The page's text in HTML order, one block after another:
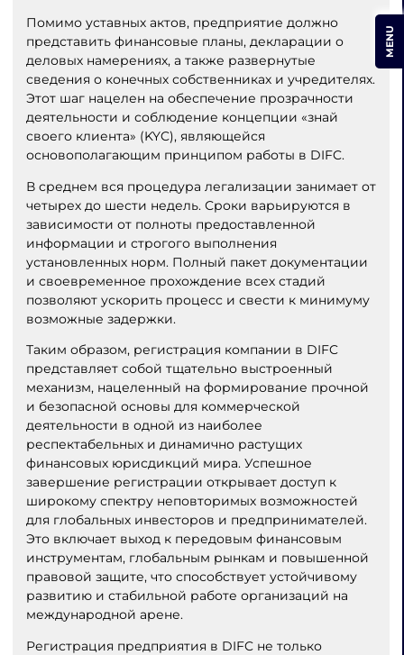
Помимо уставных актов, предприятие должно
представить финансовые планы, декларации о
деловых намерениях, а также развернутые
сведения о конечных собственниках и учредителях.
Этот шаг нацелен на обеспечение прозрачности
деятельности и соблюдение концепции «знай
своего клиента» (KYC), являющейся
основополагающим принципом работы в DIFC.
В среднем вся процедура легализации занимает от
четырех до шести недель. Сроки варьируются в
зависимости от полноты предоставленной
информации и строгого выполнения
установленных норм. Полный пакет документации
и своевременное прохождение всех стадий
позволяют ускорить процесс и свести к минимуму
возможные задержки.
Таким образом, регистрация компании в DIFC
представляет собой тщательно выстроенный
механизм, нацеленный на формирование прочной
и безопасной основы для коммерческой
деятельности в одной из наиболее
респектабельных и динамично растущих
финансовых юрисдикций мира. Успешное
завершение регистрации открывает доступ к
широкому спектру неповторимых возможностей
для глобальных инвесторов и предпринимателей.
Это включает выход к передовым финансовым
инструментам, глобальным рынкам и повышенной
правовой защите, что способствует устойчивому
развитию и стабильной работе организаций на
международной арене.
Регистрация предприятия в DIFC не только
MENU